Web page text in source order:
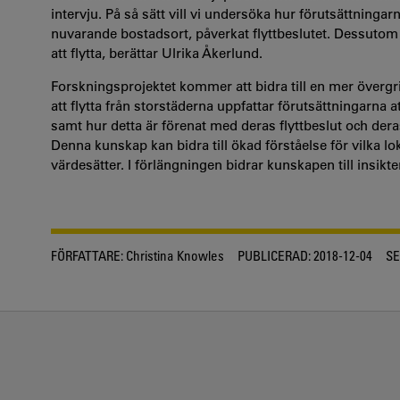
intervju. På så sätt vill vi undersöka hur
nuvarande bostadsort, påverkat flyttbeslutet.
att flytta, berättar Ulrika Åkerlund.
Forskningsprojektet kommer att bidra till en mer
att flytta från storstäderna uppfattar förutsättningarna
samt hur detta är förenat med deras flyttbeslut och
Denna kunskap kan bidra till ökad förståelse för vilka
värdesätter. I förlängningen bidrar kunskapen till
FÖRFATTARE: Christina Knowles PUBLICERAD:2018-12-04